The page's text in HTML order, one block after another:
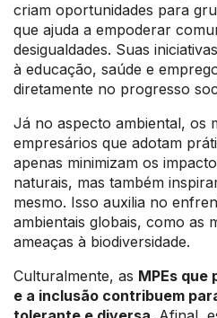
criam oportunidades para
que ajuda a empoderar
desigualdades. Suas
à educação, saúde e
diretamente no progresso
Já no aspecto ambiental, os
empresários que adotam
apenas minimizam os
naturais, mas também
mesmo. Isso auxilia no
ambientais globais, como as
ameaças à biodiversidade.
Culturalmente, as MPEs que
e a inclusão contribuem